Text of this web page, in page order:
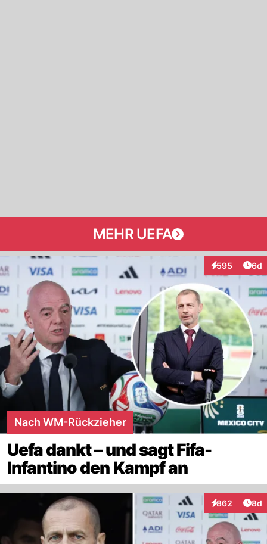
MEHR UEFA
595
Interaktionen
6d
Nach WM-Rückzieher
Uefa dankt – und sagt Fifa-
Infantino den Kampf an
862
Interaktionen
8d